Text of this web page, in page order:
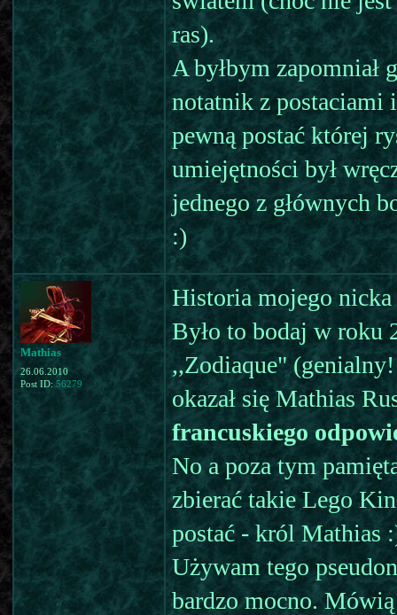
ras).
A byłbym zapomniał
notatnik z postaciami
pewną postać której
umiejętności był
jednego z głównych
:)
Mathias
26.06.2010
Post ID:56279
Historia mojego
Było to bodaj w roku
,,Zodiaque"
okazał się Mathias
francuskiego
No a poza tym
zbierać takie Lego
postać - król Mathias
Używam tego
bardzo mocno.